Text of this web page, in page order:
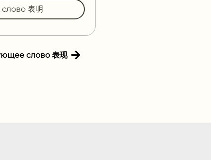
表明
слово 表现